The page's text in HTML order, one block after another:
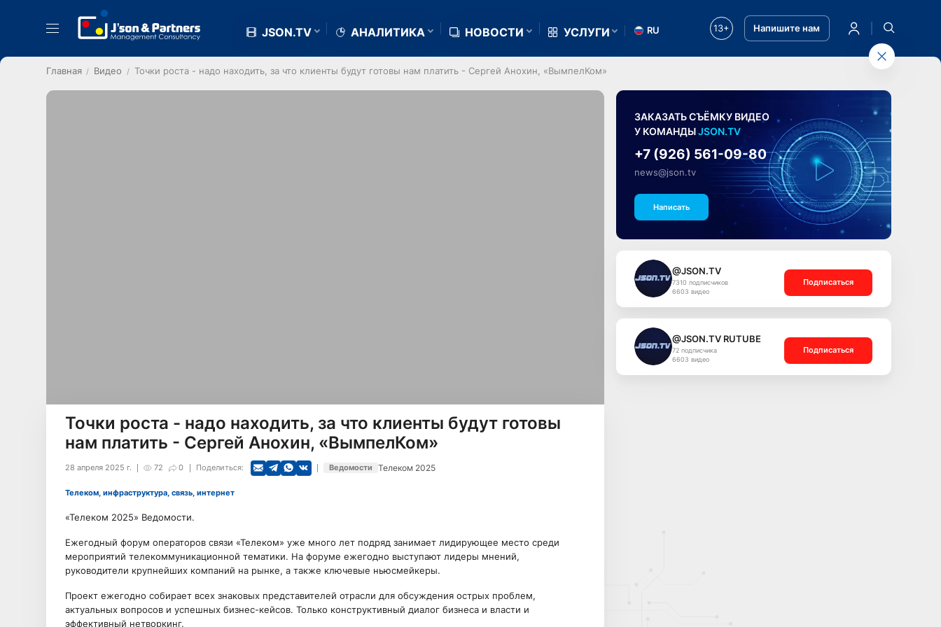
JSON.TV АНАЛИТИКА НОВОСТИ УСЛУГИ RU 13+ Напишите нам
Главная Видео Точки роста - надо находить, за что клиенты будут готовы нам платить - Сергей Анохин, «ВымпелКом»
Точки роста - надо находить, за что клиенты будут готовы
нам платить - Сергей Анохин, «ВымпелКом»
72 0
28 апреля 2025 г. Поделиться: Ведомости Телеком 2025
Телеком, инфраструктура, связь, интернет
«Телеком 2025» Ведомости.
Ежегодный форум операторов связи «Телеком» уже много лет подряд занимает лидирующее место среди
мероприятий телекоммуникационной тематики. На форуме ежегодно выступают лидеры мнений,
руководители крупнейших компаний на рынке, а также ключевые ньюсмейкеры.
Проект ежегодно собирает всех знаковых представителей отрасли для обсуждения острых проблем,
актуальных вопросов и успешных бизнес-кейсов. Только конструктивный диалог бизнеса и власти и
эффективный нетворкинг.
ЗАКАЗАТЬ СЪЁМКУ ВИДЕО
У КОМАНДЫJSON.TV
+7 (926) 561-09-80
news@json.tv
Написать
@JSON.TV
7310 подписчиков
6603 видео
Подписаться
@JSON.TV RUTUBE
72 подписчика
6603 видео
Подписаться